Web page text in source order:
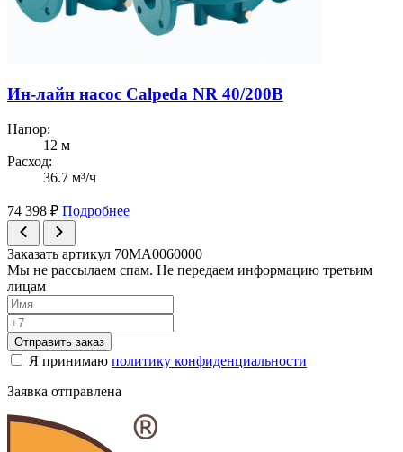
Ин-лайн насос Calpeda NR 40/200B
Напор:
12 м
Расход:
36.7 м³/ч
74 398 ₽ Подробнее
Заказать артикул 70MA0060000
Мы не рассылаем спам. Не передаем информацию третьим
лицам
Отправить заказ
Я принимаю политику конфиденциальности
Заявка отправлена